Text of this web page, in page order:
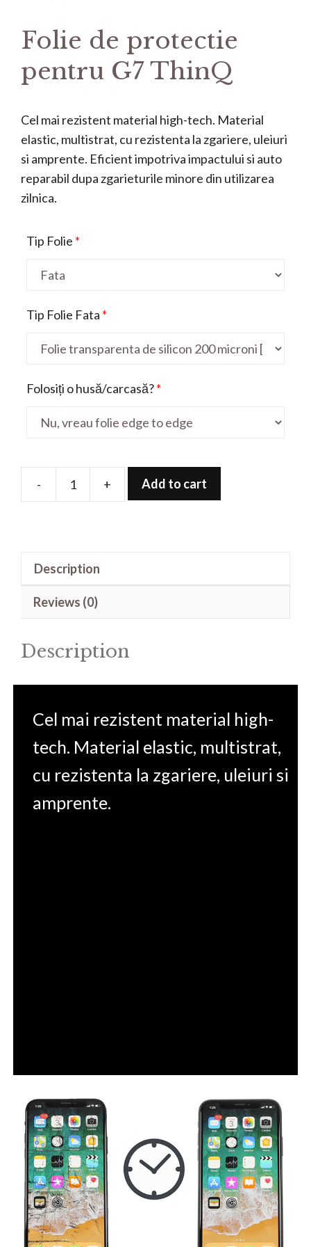
Folie de protectie
pentru G7 ThinQ
Cel mai rezistent material high-tech. Material
elastic, multistrat, cu rezistenta la zgariere, uleiuri
si amprente. Eficient impotriva impactului si auto
reparabil dupa zgarieturile minore din utilizarea
zilnica.
Tip Folie *
Tip Folie Fata *
Folosiți o husă/carcasă?*
-
Folie
+ Add to cart
Description
Reviews (0)
Description
Cel mai rezistent material high-
tech. Material elastic, multistrat,
cu rezistenta la zgariere, uleiuri si
amprente.